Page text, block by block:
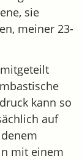
sie
meiner 23-
mitgeteilt
kann so
auf
mit einem